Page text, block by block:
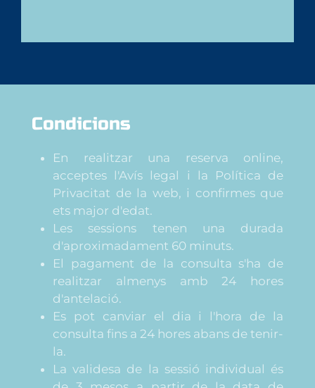
Condicions
En realitzar una reserva online,
acceptes l'Avís legal i la Política de
Privacitat de la web, i confirmes que
ets major d'edat.
Les sessions tenen una durada
d'aproximadament 60 minuts.
El pagament de la consulta s'ha de
realitzar almenys amb 24 hores
d'antelació.
Es pot canviar el dia i l'hora de la
consulta fins a 24 hores abans de tenir-
la.
La validesa de la sessió individual és